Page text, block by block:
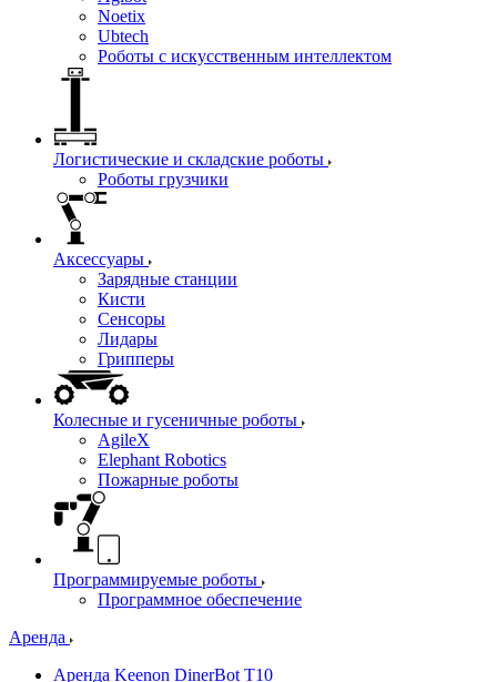
Noetix
Ubtech
Роботы с искусственным интеллектом
Логистические и складские роботы
Роботы грузчики
Аксессуары
Зарядные станции
Кисти
Сенсоры
Лидары
Грипперы
Колесные и гусеничные роботы
AgileX
Elephant Robotics
Пожарные роботы
Программируемые роботы
Программное обеспечение
Аренда
Аренда Keenon DinerBot T10